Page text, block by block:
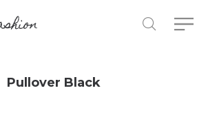
Pullover Black